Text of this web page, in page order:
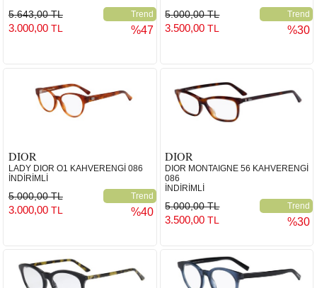
5.643,00 TL Trend
3.000,00 TL %47
5.000,00 TL Trend
3.500,00TL %30
DIOR
LADY DIOR O1 KAHVERENGİ 086
İNDİRİMLİ
5.000,00 TL Trend
3.000,00 TL %40
DIOR
DIOR MONTAIGNE 56 KAHVERENGİ
086
İNDİRİMLİ
5.000,00 TL Trend
3.500,00TL %30